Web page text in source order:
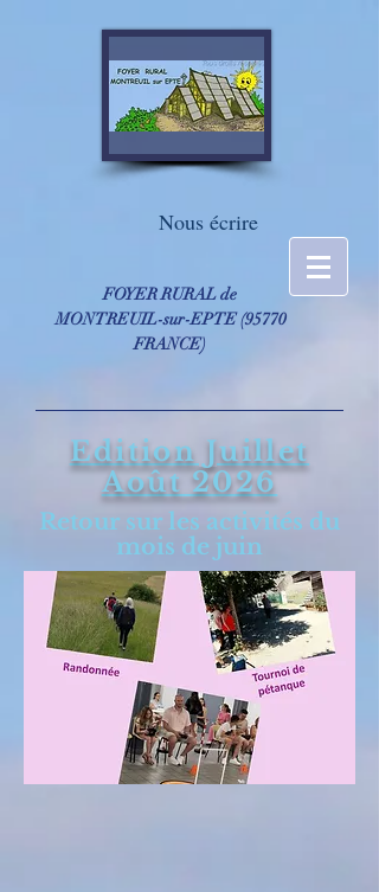
Nous écrire
FOYER RURAL de
MONTREUIL-sur-EPTE ​(95770
FRANCE)
Edition Juillet
Août 2026
Retour sur les activités du
mois de juin